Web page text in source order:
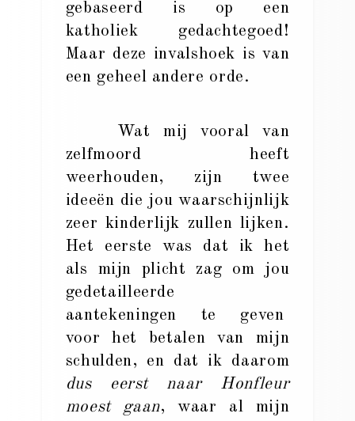
gebaseerd is op een
katholiek gedachtegoed!
Maar deze invalshoek is van
een geheel andere orde.
Wat mij vooral van
zelfmoord heeft
weerhouden, zijn twee
ideeën die jou waarschijnlijk
zeer kinderlijk zullen lijken.
Het eerste was dat ik het
als mijn plicht zag om jou
gedetailleerde
aantekeningen te geven
voor het betalen van mijn
schulden, en dat ik daarom
dus eerst naar Honfleur
moest gaan, waar al mijn